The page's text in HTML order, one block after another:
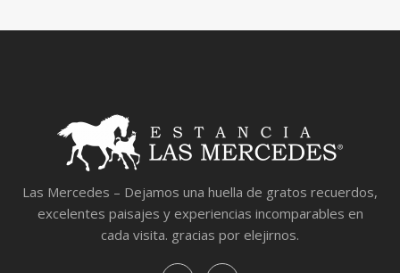
Las Mercedes – Dejamos una huella de gratos recuerdos,
excelentes paisajes y experiencias incomparables en
cada visita. gracias por elejirnos.